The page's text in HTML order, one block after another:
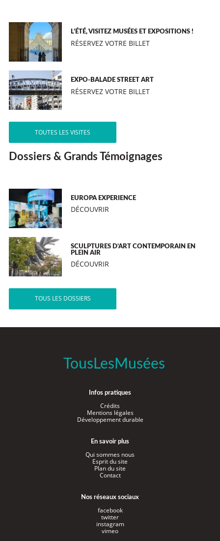
L’ÉTÉ, VISITEZ MUSÉES ET EXPOSITIONS !
RÉSERVEZ VOTRE BILLET
EXPO-BALADE STREET ART
RÉSERVEZ VOTRE BILLET
TOUTES LES VISITES
Dossiers & Grands Témoignages
EUROPA EXPERIENCE
DÉCOUVRIR
SCULPTURES D’ART CONTEMPORAIN EN
PLEIN AIR
DÉCOUVRIR
TOUS LES DOSSIERS
TousLesMusées
Infos pratiques
Crédits
Mentions légales
Développement durable
En savoir plus
Qui sommes nous
Esprit du site
Plan du site
Contact
Nos réseaux sociaux
facebook
twitter
instagram
vimeo